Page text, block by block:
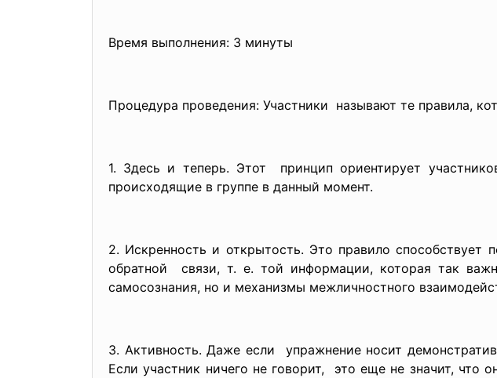
Время выполнения: 3 минуты
Процедура проведения: Участники называют те правила,
1. Здесь и теперь. Этот принцип ориентирует
происходящие в группе в данный момент.
2. Искренность и открытость. Это правило способствует
обратной связи, т. е. той информации, которая так
самосознания, но и механизмы межличностного
3. Активность. Даже если упражнение носит
Если участник ничего не говорит, это еще не значит, что